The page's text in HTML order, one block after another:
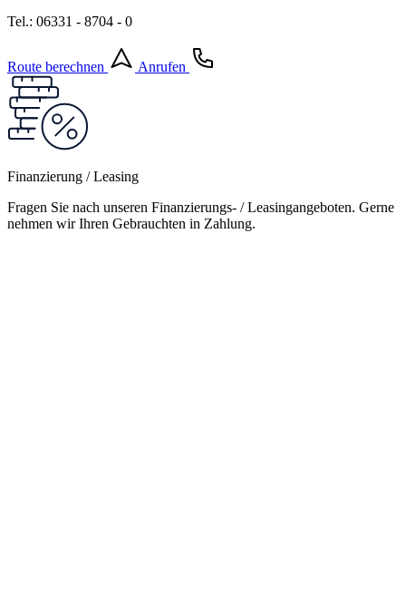
Tel.: 06331 - 8704 - 0
Route berechnen Anrufen
Finanzierung / Leasing
Fragen Sie nach unseren Finanzierungs- / Leasingangeboten. Gerne
nehmen wir Ihren Gebrauchten in Zahlung.